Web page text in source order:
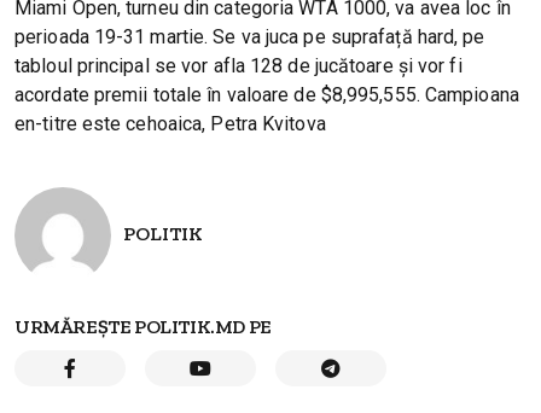
Miami Open, turneu din categoria WTA 1000, va avea loc în
perioada 19-31 martie. Se va juca pe suprafață hard, pe
tabloul principal se vor afla 128 de jucătoare și vor fi
acordate premii totale în valoare de $8,995,555. Campioana
en-titre este cehoaica, Petra Kvitova
POLITIK
URMĂREȘTE POLITIK.MD PE